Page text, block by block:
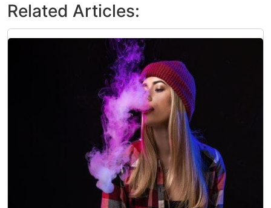
Related Articles: